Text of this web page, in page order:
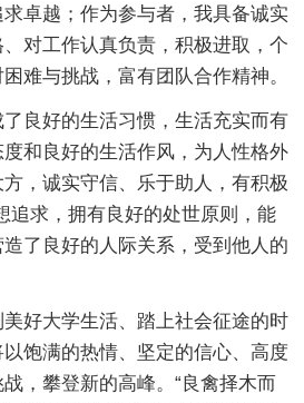
卓越；作为参与者，我具备诚实
对工作认真负责，积极进取，个
难与挑战，富有团队合作精神。
良好的生活习惯，生活充实而有
和良好的生活作风，为人性格外
，诚实守信、乐于助人，有积极
追求，拥有良好的处世原则，能
了良好的人际关系，受到他人的
好大学生活、踏上社会征途的时
饱满的热情、坚定的信心、高度
，攀登新的高峰。“良禽择木而